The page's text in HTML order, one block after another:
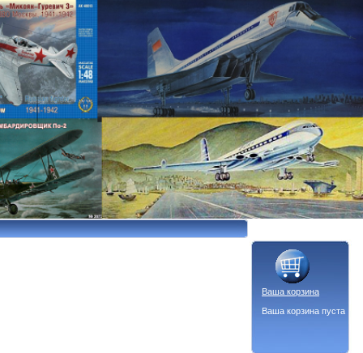
Ваша корзина
Ваша корзина пуста